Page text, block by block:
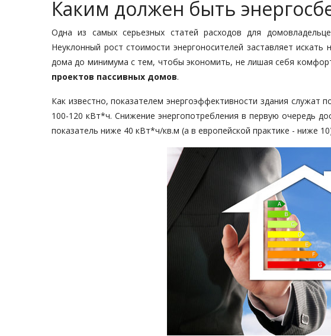
Каким должен быть
Одна из самых серьезных статей расходов для
Неуклонный рост стоимости энергоносителей заставляет
дома до минимума с тем, чтобы экономить, не лишая себя
проектов пассивных домов.
Как известно, показателем энергоэффективности здания служат
100-120 кВт*ч. Снижение энергопотребления в первую очередь
показатель ниже 40 кВт*ч/кв.м (а в европейской практике - ниже